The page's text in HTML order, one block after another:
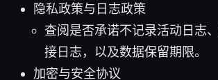
隐私政策与日志政策
查阅是否承诺不记录活动日志
接日志，以及数据保留期限。
加密与安全协议